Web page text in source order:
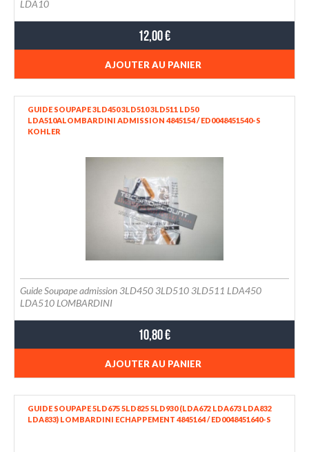
LDA10
12,00 €
AJOUTER AU PANIER
GUIDE SOUPAPE 3LD450 3LD510 3LD511 LD50
LDA510ALOMBARDINI ADMISSION 4845154 / ED0048451540-S
KOHLER
Guide Soupape admission 3LD450 3LD510 3LD511 LDA450
LDA510 LOMBARDINI
10,80 €
AJOUTER AU PANIER
GUIDE SOUPAPE 5LD675 5LD825 5LD930 (LDA672 LDA673 LDA832
LDA833) LOMBARDINI ECHAPPEMENT 4845164 / ED0048451640-S